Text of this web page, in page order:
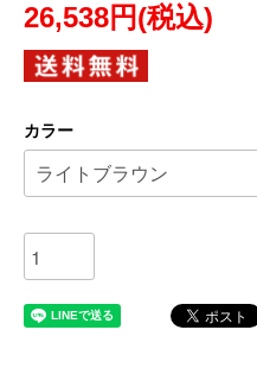
26,538円(税込)
カラー